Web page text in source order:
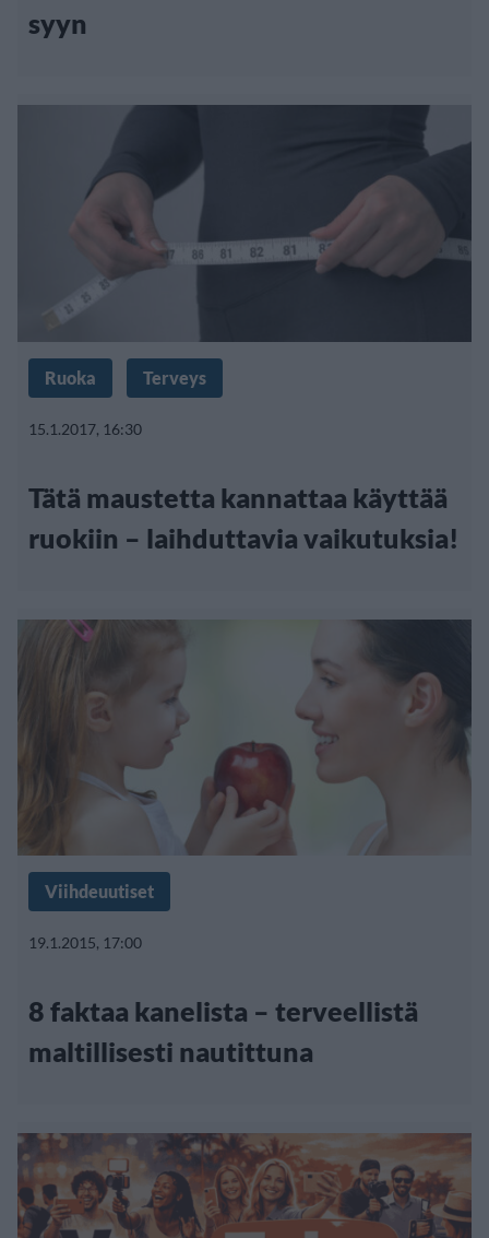
syyn
Ruoka Terveys
15.1.2017, 16:30
Tätä maustetta kannattaa käyttää
ruokiin – laihduttavia vaikutuksia!
Viihdeuutiset
19.1.2015, 17:00
8 faktaa kanelista – terveellistä
maltillisesti nautittuna